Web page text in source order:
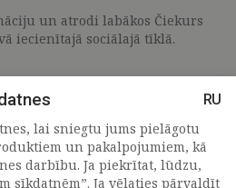
un atrodi labākos Čiekurs
iecienītajā sociālajā tīklā.
RU
lai sniegtu jums pielāgotu
un pakalpojumiem, kā
darbību. Ja piekrītat, lūdzu,
sīkdatnēm”. Ja vēlaties pārvaldīt